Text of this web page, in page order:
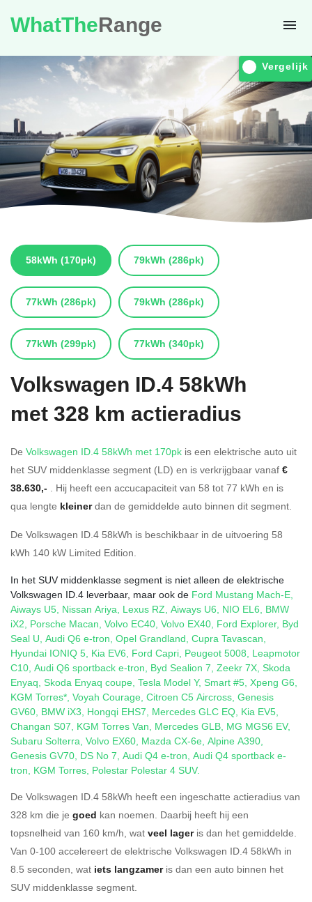
WhatTheRange
Vergelijk
58kWh (170pk) 79kWh (286pk)
77kWh (286pk) 79kWh (286pk)
77kWh (299pk) 77kWh (340pk)
Volkswagen ID.4 58kWh
met 328 km actieradius
De Volkswagen ID.4 58kWh met 170pk is een elektrische auto uit
het SUV middenklasse segment (LD) en is verkrijgbaar vanaf €
38.630,- . Hij heeft een accucapaciteit van 58 tot 77 kWh en is
qua lengte kleinerdan de gemiddelde auto binnen dit segment.
De Volkswagen ID.4 58kWh is beschikbaar in de uitvoering 58
kWh 140 kW Limited Edition.
In het SUV middenklasse segment is niet alleen de elektrische
Volkswagen ID.4 leverbaar, maar ook de Ford Mustang Mach-E,
Aiways U5, Nissan Ariya, Lexus RZ, Aiways U6, NIO EL6, BMW
iX2, Porsche Macan, Volvo EC40, Volvo EX40, Ford Explorer, Byd
Seal U, Audi Q6 e-tron, Opel Grandland, Cupra Tavascan,
Hyundai IONIQ 5, Kia EV6, Ford Capri, Peugeot 5008, Leapmotor
C10, Audi Q6 sportback e-tron, Byd Sealion 7, Zeekr 7X, Skoda
Enyaq, Skoda Enyaq coupe, Tesla Model Y, Smart #5, Xpeng G6,
KGM Torres*, Voyah Courage, Citroen C5 Aircross, Genesis
GV60, BMW iX3, Hongqi EHS7, Mercedes GLC EQ, Kia EV5,
Changan S07, KGM Torres Van, Mercedes GLB, MG MGS6 EV,
Subaru Solterra, Volvo EX60, Mazda CX-6e, Alpine A390,
Genesis GV70, DS No 7, Audi Q4 e-tron, Audi Q4 sportback e-
tron, KGM Torres, Polestar Polestar 4 SUV.
De Volkswagen ID.4 58kWh heeft een ingeschatte actieradius van
328 km die je goed kan noemen. Daarbij heeft hij een
topsnelheid van 160 km/h, wat veel lageris dan het gemiddelde.
Van 0-100 accelereert de elektrische Volkswagen ID.4 58kWh in
8.5 seconden, wat iets langzameris dan een auto binnen het
SUV middenklasse segment.